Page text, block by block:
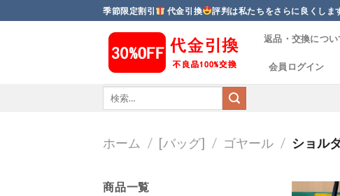
to
季節限定割引 代金引換 評判は私たちをさらに良くしま
返品・交換につい
会員ログイン
ホーム / [バッグ] / ゴヤール / ショル
商品一覧